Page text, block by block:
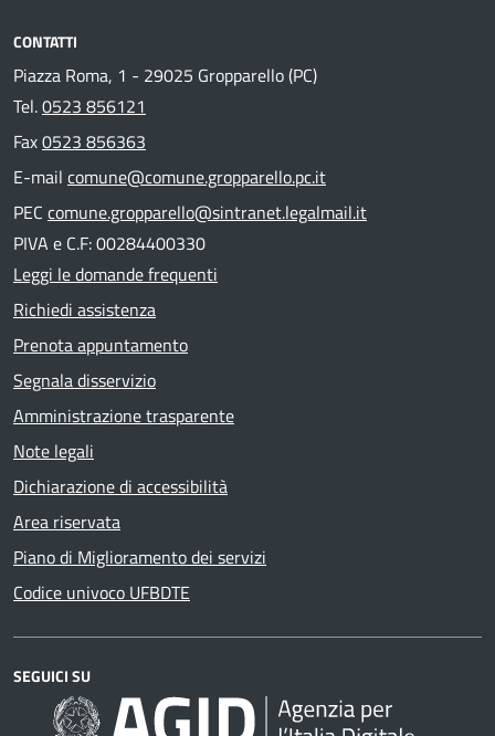
CONTATTI
Piazza Roma, 1 - 29025 Gropparello (PC)
Tel.0523 856121
Fax0523 856363
E-mail comune@comune.gropparello.pc.it
PEC comune.gropparello@sintranet.legalmail.it
PIVA e C.F: 00284400330
Leggi le domande frequenti
Richiedi assistenza
Prenota appuntamento
Segnala disservizio
Amministrazione trasparente
Note legali
Dichiarazione di accessibilità
Area riservata
Piano di Miglioramento dei servizi
Codice univoco UFBDTE
SEGUICI SU